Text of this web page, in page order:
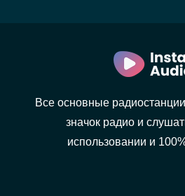
Все основные
значок радио и
использовании и